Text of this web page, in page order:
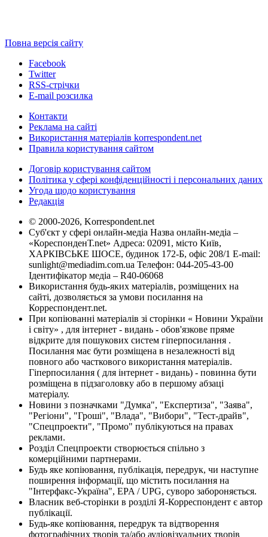
Повна версія сайту
Facebook
Twitter
RSS-стрічки
E-mail розсилка
Контакти
Реклама на сайті
Використання матеріалів korrespondent.net
Правила користування сайтом
Договір користування сайтом
Політика у сфері конфіденційності і персональних даних
Угода щодо користування
Редакція
© 2000-2026, Korrespondent.net
Суб'єкт у сфері онлайн-медіа Назва онлайн-медіа –
«КореспонденТ.net» Адреса: 02091, місто Київ,
ХАРКІВСЬКЕ ШОСЕ, будинок 172-Б, офіс 208/1 E-mail:
sunlight@mediadim.com.ua Телефон: 044-205-43-00
Ідентифікатор медіа – R40-06068
Використання будь-яких матеріалів, розміщених на
сайті, дозволяється за умови посилання на
Корреспондент.net.
При копіюванні матеріалів зі сторінки « Новини України
і світу» , для інтернет - видань - обов'язкове пряме
відкрите для пошукових систем гіперпосилання .
Посилання має бути розміщена в незалежності від
повного або часткового використання матеріалів.
Гіперпосилання ( для інтернет - видань) - повинна бути
розміщена в підзаголовку або в першому абзаці
матеріалу.
Новини з позначками "Думка", "Експертиза", "Заява",
"Регіони", "Гроші", "Влада", "Вибори", "Тест-драйв",
"Спецпроекти", "Промо" публікуються на правах
реклами.
Розділ Спецпроекти створюється спільно з
комерційними партнерами.
Будь яке копіювання, публікація, передрук, чи наступне
поширення інформації, що містить посилання на
"Інтерфакс-Україна", EPA / UPG, суворо забороняється.
Власник веб-сторінки в розділі Я-Корреспондент є автор
публікації.
Будь-яке копіювання, передрук та відтворення
фотографічних творів та/або аудіовізуальних творів